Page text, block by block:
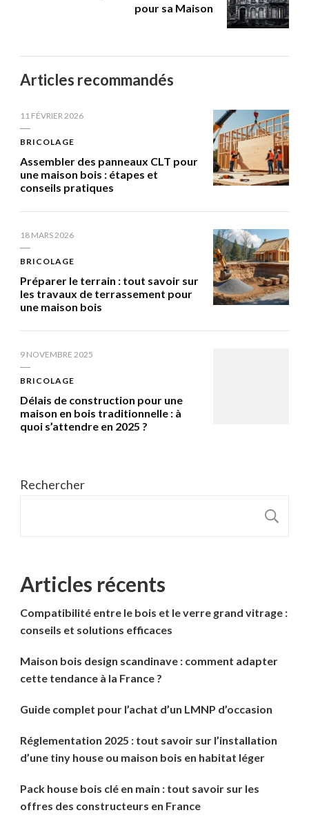
pour sa Maison
Articles recommandés
11 FÉVRIER 2026
BRICOLAGE
Assembler des panneaux CLT pour
une maison bois : étapes et
conseils pratiques
18 MARS 2026
BRICOLAGE
Préparer le terrain : tout savoir sur
les travaux de terrassement pour
une maison bois
9 NOVEMBRE 2025
BRICOLAGE
Délais de construction pour une
maison en bois traditionnelle : à
quoi s’attendre en 2025 ?
Rechercher
Articles récents
Compatibilité entre le bois et le verre grand vitrage :
conseils et solutions efficaces
Maison bois design scandinave : comment adapter
cette tendance à la France ?
Guide complet pour l’achat d’un LMNP d’occasion
Réglementation 2025 : tout savoir sur l’installation
d’une tiny house ou maison bois en habitat léger
Pack house bois clé en main : tout savoir sur les
offres des constructeurs en France